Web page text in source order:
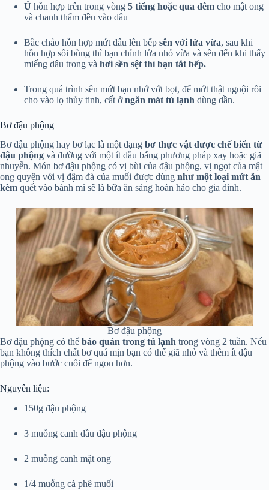
Ủ hỗn hợp trên trong vòng 5 tiếng hoặc qua đêm cho mật ong
và chanh thấm đều vào dâu
Bắc chảo hỗn hợp mứt dâu lên bếp sên với lửa vừa, sau khi
hỗn hợp sôi bùng thì bạn chỉnh lửa nhỏ vừa và sên đến khi thấy
miếng dâu trong và hơi sền sệt thì bạn tắt bếp.
Trong quá trình sên mứt bạn nhớ vớt bọt, để mứt thật nguội rồi
cho vào lọ thủy tinh, cất ởngăn mát tủ lạnh dùng dần.
Bơ đậu phộng
Bơ đậu phộng hay bơ lạc là một dạng bơ thực vật được chế biến từ
đậu phộng và đường với một ít dầu bằng phương pháp xay hoặc giã
nhuyễn. Món bơ đậu phộng có vị bùi của đậu phộng, vị ngọt của mật
ong quyện với vị đậm đà của muối được dùng như một loại mứt ăn
kèm quết vào bánh mì sẽ là bữa ăn sáng hoàn hảo cho gia đình.
Bơ đậu phộng
Bơ đậu phộng có thể bảo quản trong tủ lạnh trong vòng 2 tuần. Nếu
bạn không thích chất bơ quá mịn bạn có thể giã nhỏ và thêm ít đậu
phộng vào bước cuối để ngon hơn.
Nguyên liệu:
150g đậu phộng
3 muỗng canh dầu đậu phộng
2 muỗng canh mật ong
1/4 muỗng cà phê muối